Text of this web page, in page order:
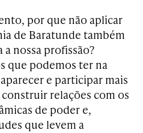
por que não aplicar
de Baratunde também
nossa profissão?
que podemos ter na
e participar mais
relações com os
de poder e,
que levem a